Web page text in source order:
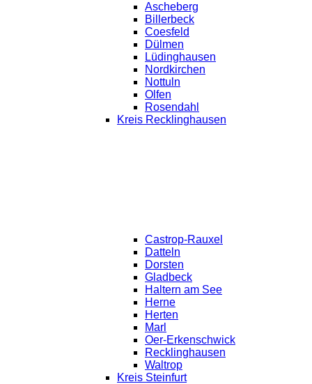
Ascheberg
Billerbeck
Coesfeld
Dülmen
Lüdinghausen
Nordkirchen
Nottuln
Olfen
Rosendahl
Kreis Recklinghausen
Castrop-Rauxel
Datteln
Dorsten
Gladbeck
Haltern am See
Herne
Herten
Marl
Oer-Erkenschwick
Recklinghausen
Waltrop
Kreis Steinfurt